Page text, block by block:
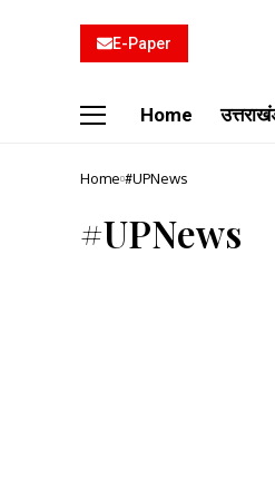
E-Paper
Home
Home #UPNews
#UPNews